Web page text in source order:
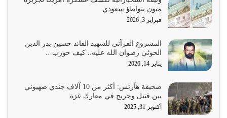
وعد الله تعالى من يُقتل في سبيله بالحياة الأبدية والرزق
والاستبشار والنجاة والخلود في…
يوليو 29, 2026
القرآن الكريم هو أهم مصدر لمعرفة رسول الله معرفة سيرته
معرفة شخصيته معرفة عظمته
يوليو 28, 2026
هل نحن من الصالحين؟ قيِّم نفسك هنا اترك القرآن على أصله
ميون بتواطؤ سعودي
فبراير 3, 2026
المشروع القرآني للشهيد القائد حسين بدر الدين
الحوثي رضوان الله عليه.. كيف حورب…
يناير 14, 2026
صحيفة هآرتس: أكثر من 10 آلاف جندي صهيوني
بين قتيل وجريح في معارك غزة
أكتوبر 31, 2025